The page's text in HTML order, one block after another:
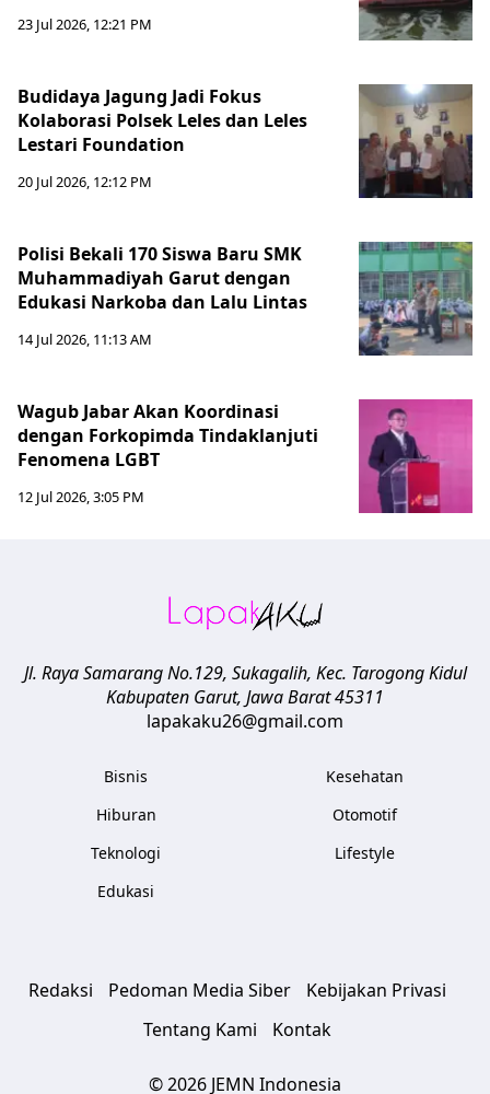
23 Jul 2026, 12:21 PM
Budidaya Jagung Jadi Fokus
Kolaborasi Polsek Leles dan Leles
Lestari Foundation
20 Jul 2026, 12:12 PM
Polisi Bekali 170 Siswa Baru SMK
Muhammadiyah Garut dengan
Edukasi Narkoba dan Lalu Lintas
14 Jul 2026, 11:13 AM
Wagub Jabar Akan Koordinasi
dengan Forkopimda Tindaklanjuti
Fenomena LGBT
12 Jul 2026, 3:05 PM
Jl. Raya Samarang No.129, Sukagalih, Kec. Tarogong Kidul
Kabupaten Garut, Jawa Barat45311
lapakaku26@gmail.com
Bisnis
Hiburan
Teknologi
Edukasi
Kesehatan
Otomotif
Lifestyle
Redaksi Pedoman Media Siber
Kebijakan Privasi
Tentang Kami
Kontak
© 2026 JEMN Indonesia